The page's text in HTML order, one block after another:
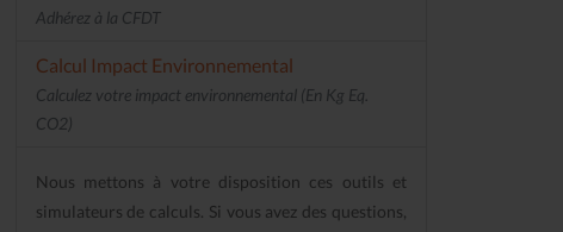
Adhérez à la CFDT
Calcul Impact Environnemental
Calculez votre impact environnemental (En Kg Eq.
CO2)
Nous mettons à votre disposition ces outils et
simulateurs de calculs. Si vous avez des questions,